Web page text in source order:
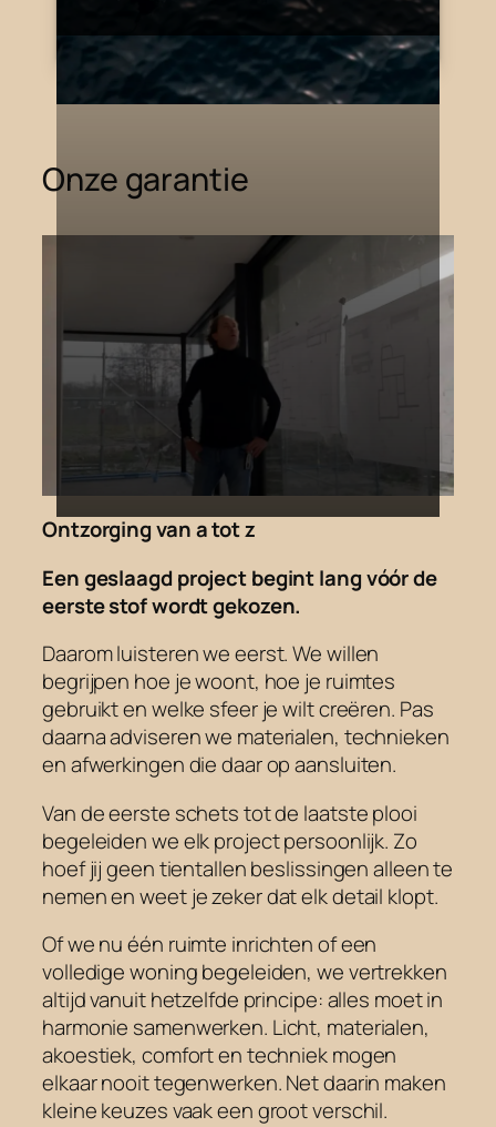
Onze garantie
Ontzorging van a tot z
Een geslaagd project begint lang vóór de
eerste stof wordt gekozen.
Daarom luisteren we eerst. We willen
begrijpen hoe je woont, hoe je ruimtes
gebruikt en welke sfeer je wilt creëren. Pas
daarna adviseren we materialen, technieken
en afwerkingen die daar op aansluiten.
Van de eerste schets tot de laatste plooi
begeleiden we elk project persoonlijk. Zo
hoef jij geen tientallen beslissingen alleen te
nemen en weet je zeker dat elk detail klopt.
Of we nu één ruimte inrichten of een
volledige woning begeleiden, we vertrekken
altijd vanuit hetzelfde principe: alles moet in
harmonie samenwerken. Licht, materialen,
akoestiek, comfort en techniek mogen
elkaar nooit tegenwerken. Net daarin maken
kleine keuzes vaak een groot verschil.